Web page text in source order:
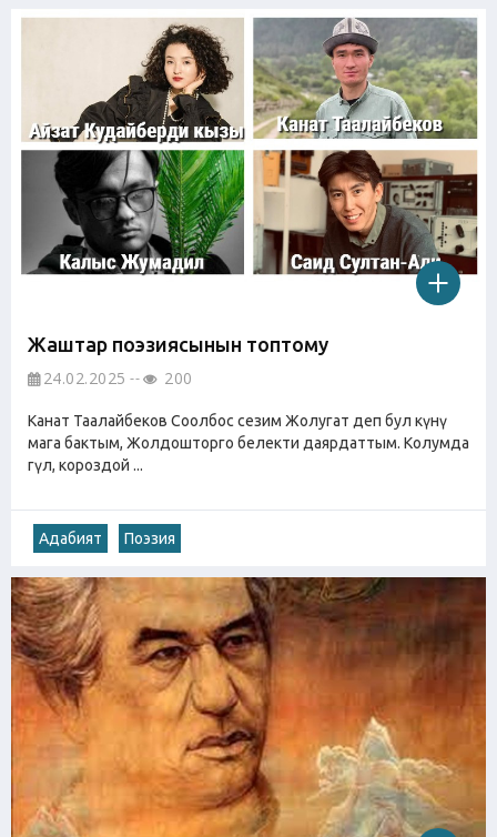
Жаштар поэзиясынын топтому
24.02.2025 200
Канат Таалайбеков Соолбос сезим Жолугат деп бул күнү
мага бактым, Жолдошторго белекти даярдаттым. Колумда
гүл, короздой ...
Адабият Поэзия